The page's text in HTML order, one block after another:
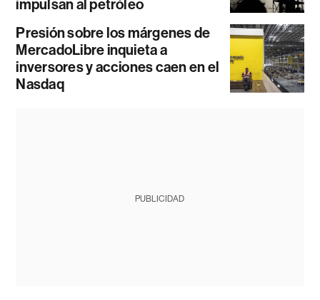
impulsan al petróleo
Presión sobre los márgenes de
MercadoLibre inquieta a
inversores y acciones caen en el
Nasdaq
PUBLICIDAD